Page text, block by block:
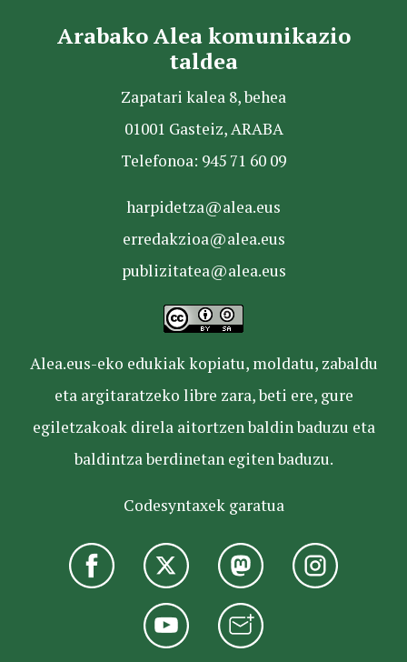
Arabako Alea komunikazio
taldea
Zapatari kalea 8, behea
01001 Gasteiz, ARABA
Telefonoa: 945 71 60 09
harpidetza@alea.eus
erredakzioa@alea.eus
publizitatea@alea.eus
Alea.eus-eko edukiak kopiatu, moldatu, zabaldu
eta argitaratzeko libre zara, beti ere, gure
egiletzakoak direla aitortzen baldin baduzu eta
baldintza berdinetan egiten baduzu.
Codesyntaxek garatua